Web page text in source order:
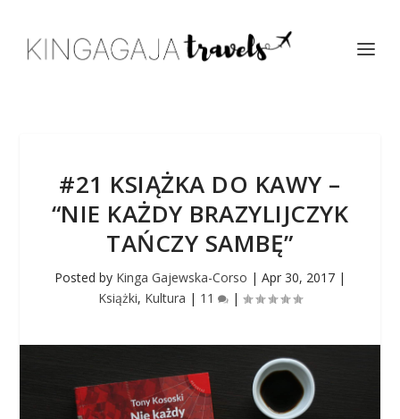
#21 KSIĄŻKA DO KAWY –
“NIE KAŻDY BRAZYLIJCZYK
TAŃCZY SAMBĘ”
Posted by Kinga Gajewska-Corso | Apr 30, 2017 |
Książki, Kultura | 11 |